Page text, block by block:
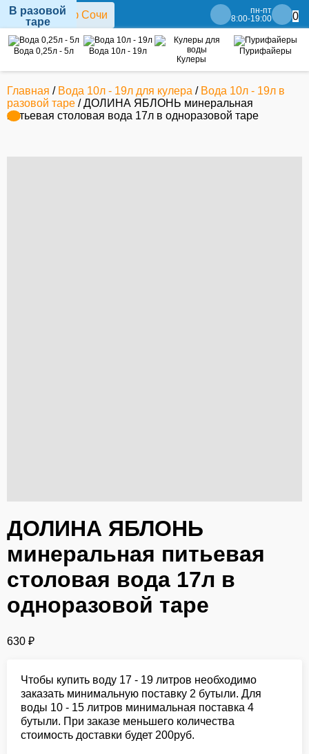
пн-пт
8:00-19:00
0
Вода 0,25л - 5л
Вода 10л - 19л
Кулеры
Пурифайеры
Главная / Вода 10л - 19л для кулера / Вода 10л - 19л в
разовой таре / ДОЛИНА ЯБЛОНЬ минеральная
питьевая столовая вода 17л в одноразовой таре
ДОЛИНА ЯБЛОНЬ
минеральная питьевая
столовая вода 17л в
одноразовой таре
630 ₽
Чтобы купить воду 17 - 19 литров необходимо
заказать минимальную поставку 2 бутыли. Для
воды 10 - 15 литров минимальная поставка 4
бутыли. При заказе меньшего количества
стоимость доставки будет 200руб.
В разовой
таре